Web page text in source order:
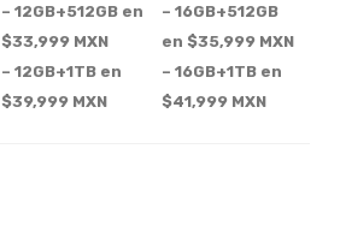
– 12GB+512GB en
$33,999 MXN
– 12GB+1TB en
$39,999 MXN
– 16GB+512GB
en $35,999 MXN
– 16GB+1TB en
$41,999 MXN